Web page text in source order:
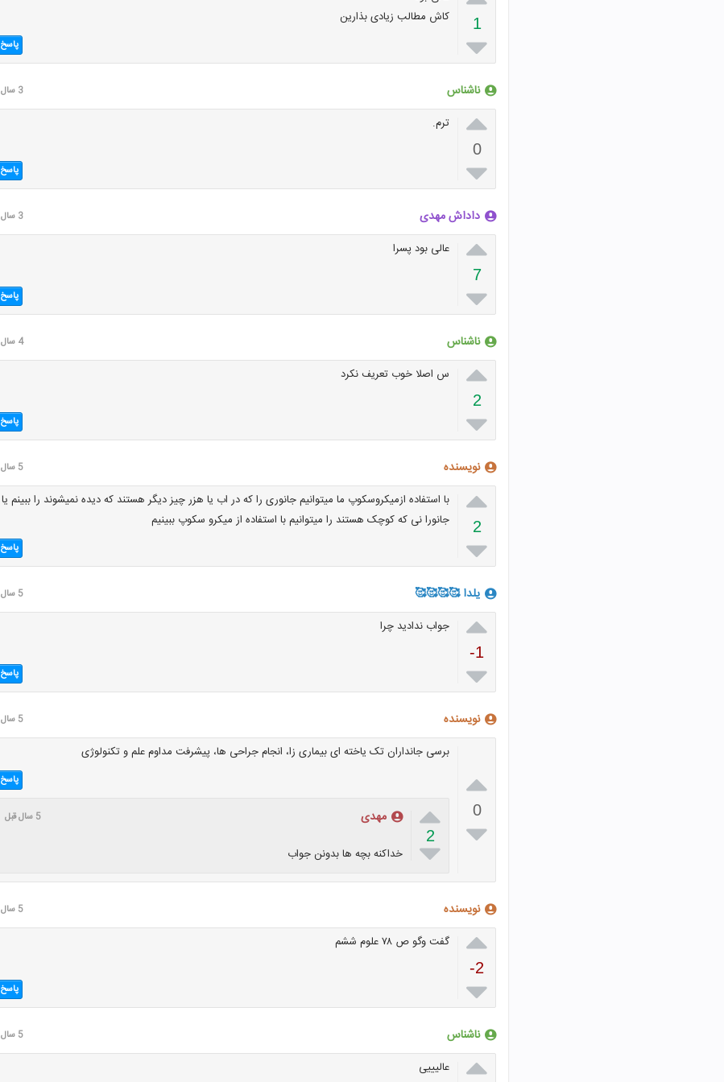
1

کاش مطالب زیادی بذارین
پاسخ
ناشناس 3 سال قبل

0

ترم.
پاسخ
داداش مهدی 3 سال قبل

7

عالی بود پسرا
پاسخ
ناشناس 4 سال قبل

2

س اصلا خوب تعریف نکرد
پاسخ
نویسنده 5 سال قبل

2

با استفاده ازمیکروسکوپ ما میتوانیم جانوری را که در اب یا هزر چیز دیگر هستند که دیده نمیشوند را ببینم یا
جانورا نی که کوچک هستند را میتوانیم با استفاده از میکرو سکوپ ببینیم
پاسخ
یلدا 🥰🥰🥰🥰 5 سال قبل

-1

جواب ندادید چرا
پاسخ
نویسنده 5 سال قبل

0

برسی جانداران تک یاخته ای بیماری زا، انجام جراحی ها، پیشرفت مداوم علم و تکنولوژی
پاسخ

2

مهدی 5 سال قبل
خداکنه بچه ها بدونن جواب
نویسنده 5 سال قبل

-2

گفت وگو ص ۷۸ علوم ششم
پاسخ
ناشناس 5 سال قبل
 عالیییی